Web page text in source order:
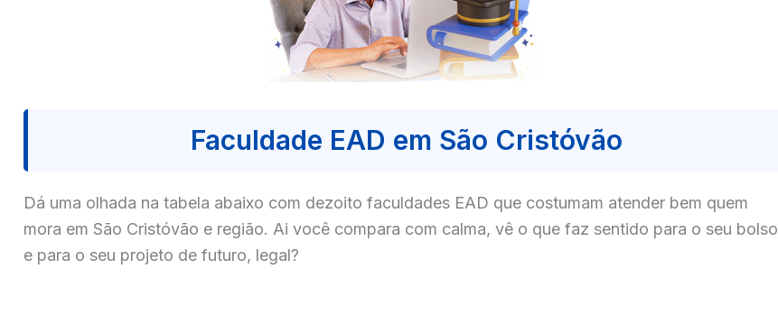
Faculdade EAD em São Cristóvão
Dá uma olhada na tabela abaixo com dezoito faculdades EAD que costumam atender bem quem
mora em São Cristóvão e região. Ai você compara com calma, vê o que faz sentido para o seu bolso
e para o seu projeto de futuro, legal?